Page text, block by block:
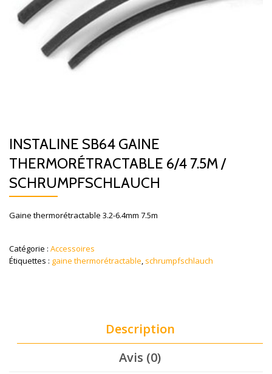
INSTALINE SB64 GAINE
THERMORÉTRACTABLE 6/4 7.5M /
SCHRUMPFSCHLAUCH
Gaine thermorétractable 3.2-6.4mm 7.5m
Catégorie : Accessoires
Étiquettes : gaine thermorétractable, schrumpfschlauch
Description
Avis (0)